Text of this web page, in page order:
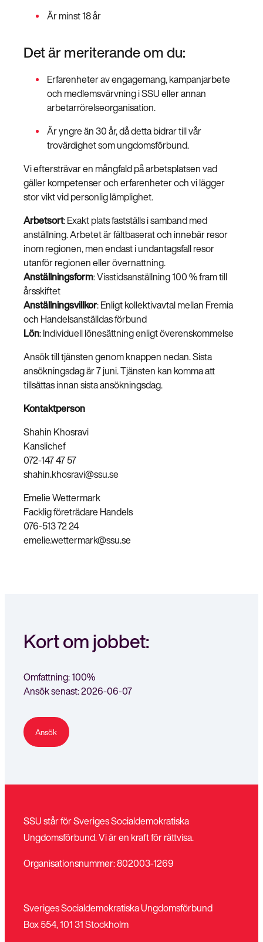
Är minst 18 år
Det är meriterande om du:
Erfarenheter av engagemang, kampanjarbete
och medlemsvärvning i SSU eller annan
arbetarrörelseorganisation.
Är yngre än 30 år, då detta bidrar till vår
trovärdighet som ungdomsförbund.
Vi eftersträvar en mångfald på arbetsplatsen vad
gäller kompetenser och erfarenheter och vi lägger
stor vikt vid personlig lämplighet.
Arbetsort: Exakt plats fastställs i samband med
anställning. Arbetet är fältbaserat och innebär resor
inom regionen, men endast i undantagsfall resor
utanför regionen eller övernattning.
Anställningsform: Visstidsanställning 100 % fram till
årsskiftet
Anställningsvillkor: Enligt kollektivavtal mellan Fremia
och Handelsanställdas förbund
Lön: Individuell lönesättning enligt överenskommelse
Ansök till tjänsten genom knappen nedan. Sista
ansökningsdag är 7 juni. Tjänsten kan komma att
tillsättas innan sista ansökningsdag.
Kontaktperson
Shahin Khosravi
Kanslichef
072-147 47 57
shahin.khosravi@ssu.se
Emelie Wettermark
Facklig företrädare Handels
076-513 72 24
emelie.wettermark@ssu.se
Kort om jobbet:
Omfattning: 100%
Ansök senast: 2026-06-07
Ansök
SSU står för Sveriges Socialdemokratiska
Ungdomsförbund. Vi är en kraft för rättvisa.
Organisationsnummer: 802003-1269
Sveriges Socialdemokratiska Ungdomsförbund
Box 554, 101 31 Stockholm